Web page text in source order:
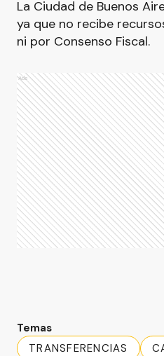
La Ciudad de Buenos
ya que no recibe
ni por Consenso Fiscal.
Ads
Temas
TRANSFERENCIAS